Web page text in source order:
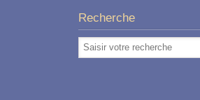
Recherche